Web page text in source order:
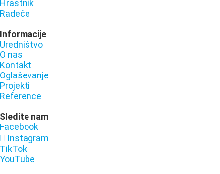
Hrastnik
Radeče
Informacije
Uredništvo
O nas
Kontakt
Oglaševanje
Projekti
Reference
Sledite nam
Facebook
Instagram
TikTok
YouTube